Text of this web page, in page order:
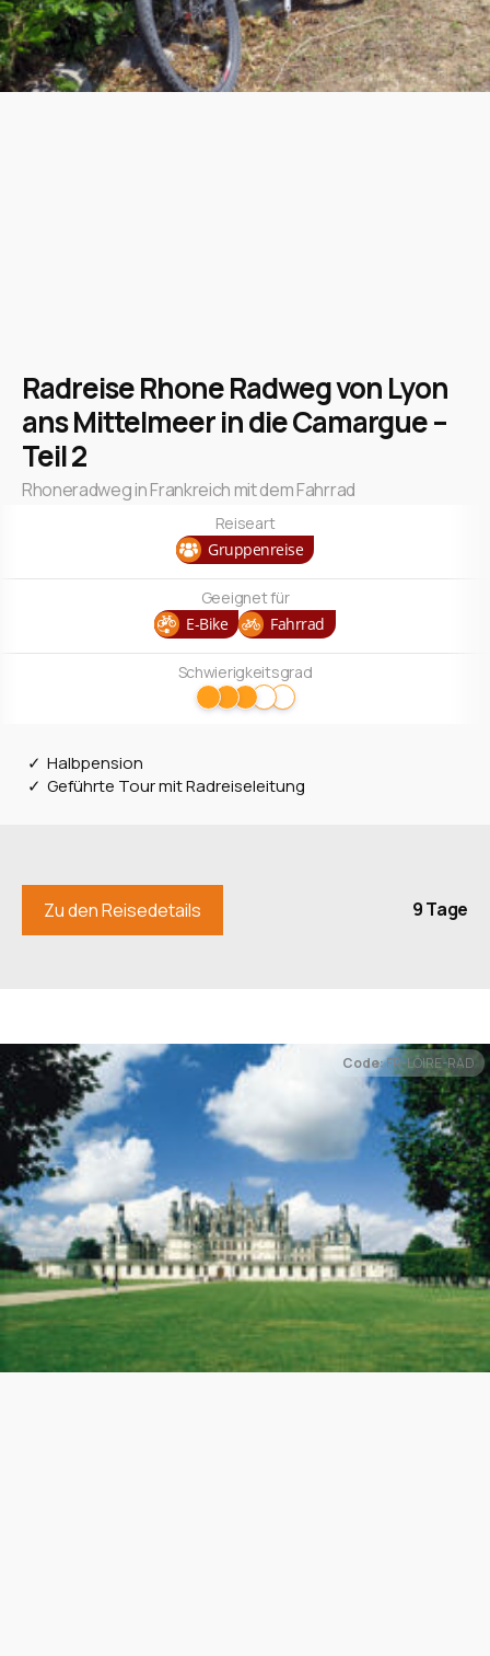
Radreise Rhone Radweg von Lyon
ans Mittelmeer in die Camargue –
Teil 2
Rhoneradweg in Frankreich mit dem Fahrrad
Schwierigkeitsgrad
Reiseart
Gruppenreise
Geeignet für
E-Bike
Fahrrad
Halbpension
Geführte Tour mit Radreiseleitung
Zu den Reisedetails 9 Tage
Code:FR-LOIRE-RAD